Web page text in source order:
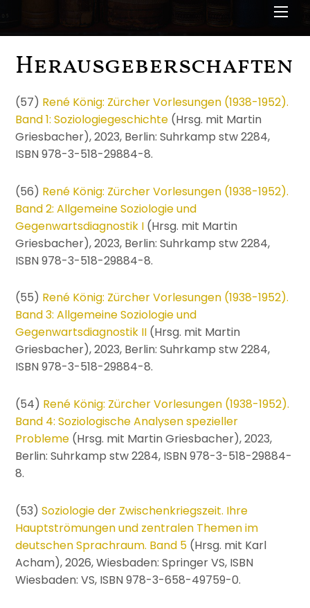
Herausgeberschaften
(57) René König: Zürcher Vorlesungen (1938-1952).
Band 1: Soziologiegeschichte (Hrsg. mit Martin
Griesbacher), 2023, Berlin: Suhrkamp stw 2284,
ISBN 978-3-518-29884-8.
(56) René König: Zürcher Vorlesungen (1938-1952).
Band 2: Allgemeine Soziologie und
Gegenwartsdiagnostik I (Hrsg. mit Martin
Griesbacher), 2023, Berlin: Suhrkamp stw 2284,
ISBN 978-3-518-29884-8.
(55) René König: Zürcher Vorlesungen (1938-1952).
Band 3: Allgemeine Soziologie und
Gegenwartsdiagnostik II (Hrsg. mit Martin
Griesbacher), 2023, Berlin: Suhrkamp stw 2284,
ISBN 978-3-518-29884-8.
(54) René König: Zürcher Vorlesungen (1938-1952).
Band 4: Soziologische Analysen spezieller
Probleme (Hrsg. mit Martin Griesbacher), 2023,
Berlin: Suhrkamp stw 2284, ISBN 978-3-518-29884-
8.
(53)Soziologie der Zwischenkriegszeit. Ihre
Hauptströmungen und zentralen Themen im
deutschen Sprachraum. Band 5 (Hrsg. mit Karl
Acham), 2026, Wiesbaden: Springer VS, ISBN
Wiesbaden: VS, ISBN 978-3-658-49759-0.